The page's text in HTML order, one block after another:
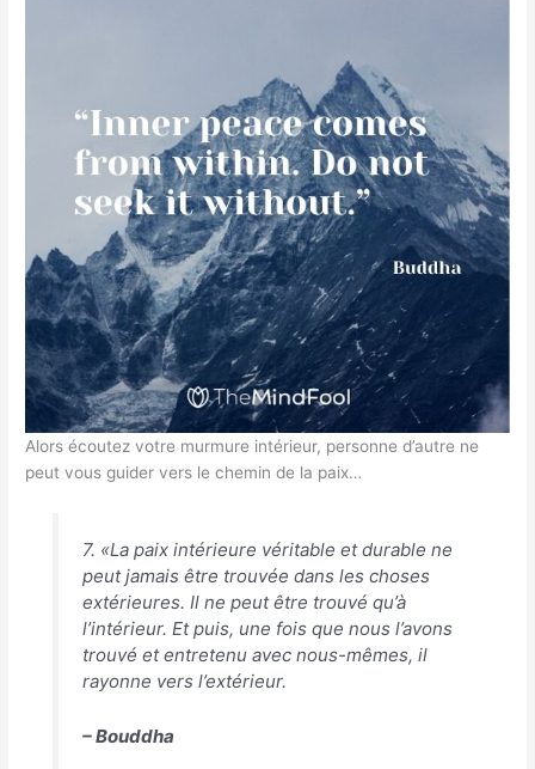
Alors écoutez votre murmure intérieur, personne d’autre ne
peut vous guider vers le chemin de la paix…
7. «La paix intérieure véritable et durable ne
peut jamais être trouvée dans les choses
extérieures. Il ne peut être trouvé qu’à
l’intérieur. Et puis, une fois que nous l’avons
trouvé et entretenu avec nous-mêmes, il
rayonne vers l’extérieur.
– Bouddha